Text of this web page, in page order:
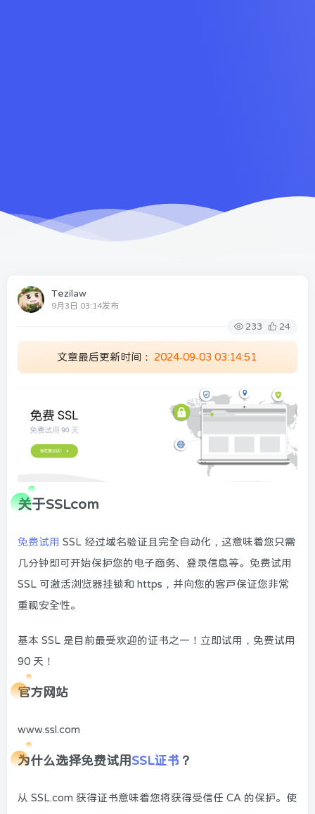
Tezilaw
9月3日 03:14发布
233 24
文章最后更新时间： 2024-09-03 03:14:51
关于SSLcom
免费试用 SSL 经过域名验证且完全自动化，这意味着您只需
几分钟即可开始保护您的电子商务、登录信息等。免费试用
SSL 可激活浏览器挂锁和 https，并向您的客户保证您非常
重视安全性。
基本 SSL 是目前最受欢迎的证书之一！立即试用，免费试用
90 天！
官方网站
www.ssl.com
为什么选择免费试用 SSL证书 ？
从 SSL.com 获得证书意味着您将获得受信任 CA 的保护。使